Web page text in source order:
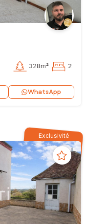
328m² 2
WhatsApp
Exclusivité